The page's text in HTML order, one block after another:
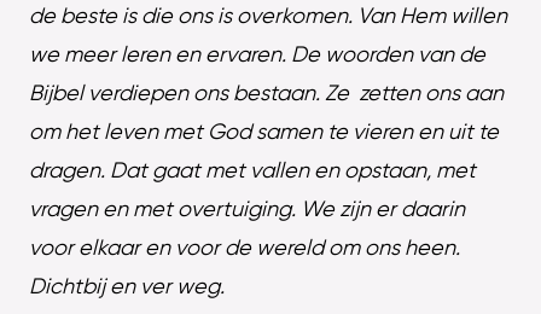
de beste is die ons is overkomen. Van Hem willen
we meer leren en ervaren. De woorden van de
Bijbel verdiepen ons bestaan. Ze zetten ons aan
om het leven met God samen te vieren en uit te
dragen. Dat gaat met vallen en opstaan, met
vragen en met overtuiging. We zijn er daarin
voor elkaar en voor de wereld om ons heen.
Dichtbij en ver weg.